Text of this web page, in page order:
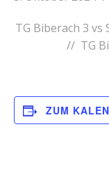
TG Biberach 3 vs
// TG
ZUM